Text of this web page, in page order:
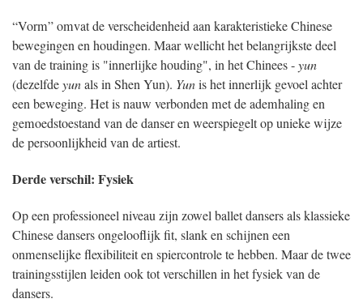
“Vorm” omvat de verscheidenheid aan karakteristieke Chinese
bewegingen en houdingen. Maar wellicht het belangrijkste deel
van de training is "innerlijke houding", in het Chinees -yun
(dezelfdeyunals in Shen Yun). Yunis het innerlijk gevoel achter
een beweging. Het is nauw verbonden met de ademhaling en
gemoedstoestand van de danser en weerspiegelt op unieke wijze
de persoonlijkheid van de artiest.
Derde verschil: Fysiek
Op een professioneel niveau zijn zowel ballet dansers als klassieke
Chinese dansers ongelooflijk fit, slank en schijnen een
onmenselijke flexibiliteit en spiercontrole te hebben. Maar de twee
trainingsstijlen leiden ook tot verschillen in het fysiek van de
dansers.